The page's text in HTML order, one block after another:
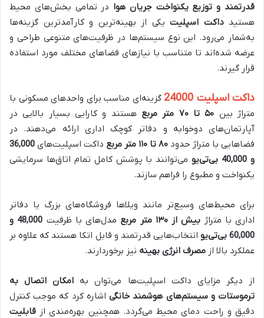
قدرتمند و توزیع یکنواخت جریان هوا در تمامی بخش‌های محیط
هستیدداکت اسپلیت یکی از بهینه‌ترین و کارآمدترین گزینه‌ها
به‌شمار می‌رود. این نوع سیستم‌ها در ظرفیت‌های متنوعی طراحی و
عرضه شده‌اند تا متناسب با نیازهای فضاهای مختلف مورد استفاده
قرار گیرند.
داکت اسپلیت 24000
گزینه‌ای مناسب برای واحدهای مسکونی با
متراژ بین ۵۰ تا۷۰ متر مربع هستند و کارایی بسیار بالایی در
آپارتمان‌های دوخوابه و دفاتر کوچک اداری ارائه می‌دهند. در
فضاهایی با متراژ حدود ۸۰ تا ۱۱۰ متر مربع داکت اسپلیت‌های 36,000
و 40,000 بی‌تی‌یو
می‌توانند با پوشش کامل تمام اتاق‌ها سرمایشی
یکنواخت و مطبوع را فراهم سازند.
برای محیط‌های وسیع‌تر مانند ویلاها فروشگاه‌های بزرگ یا دفاتر
اداری با متراژ بیش از۱۳۰ متر مربع مدل‌های با ظرفیت 48,000 و
60,000 بی‌تی‌یو
انتخاب‌هایی قدرتمند و قابل اتکا هستند که علاوه بر
عملکرد بالا از مصرف انرژی بهینه نیز برخوردارند.
از دیگر مزایای داکت اسپلیت‌ها می‌توان به امکان اتصال به
ترموستات و سیستم‌های هوشمند خانگیاشاره کرد که موجب کنترل
دقیق و راحت دمای محیط می‌گردد. همچنین بهره‌مندی از قابلیت